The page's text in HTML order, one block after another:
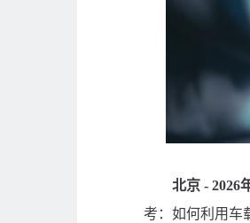
北京 - 2026
考：如何利用车